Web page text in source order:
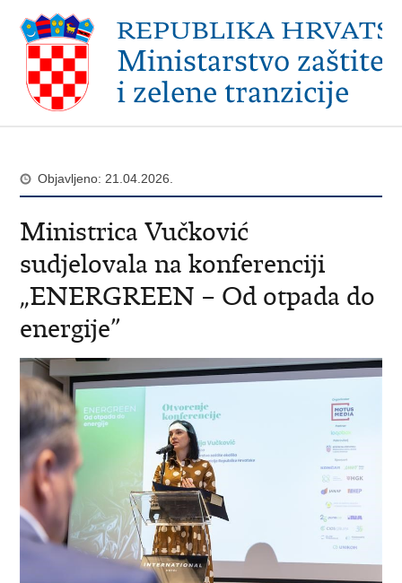
Objavljeno: 21.04.2026.
Ministrica Vučković
sudjelovala na konferenciji
„ENERGREEN – Od otpada do
energije”